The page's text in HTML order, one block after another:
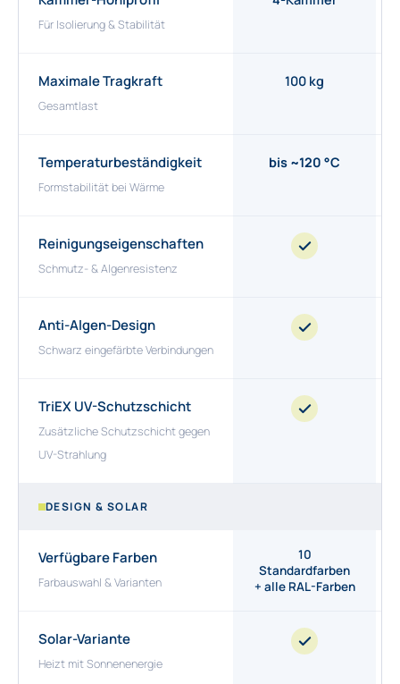
Für Isolierung & Stabilität
Maximale Tragkraft
Gesamtlast
100 kg
Temperaturbeständigkeit
Formstabilität bei Wärme
bis ~120 °C
Reinigungseigenschaften
Schmutz- & Algenresistenz
Anti-Algen-Design
Schwarz eingefärbte Verbindungen
TriEX UV-Schutzschicht
Zusätzliche Schutzschicht gegen
UV-Strahlung
DESIGN & SOLAR
Verfügbare Farben
Farbauswahl & Varianten
10
Standardfarben
+ alle RAL-Farben
Solar-Variante
Heizt mit Sonnenenergie